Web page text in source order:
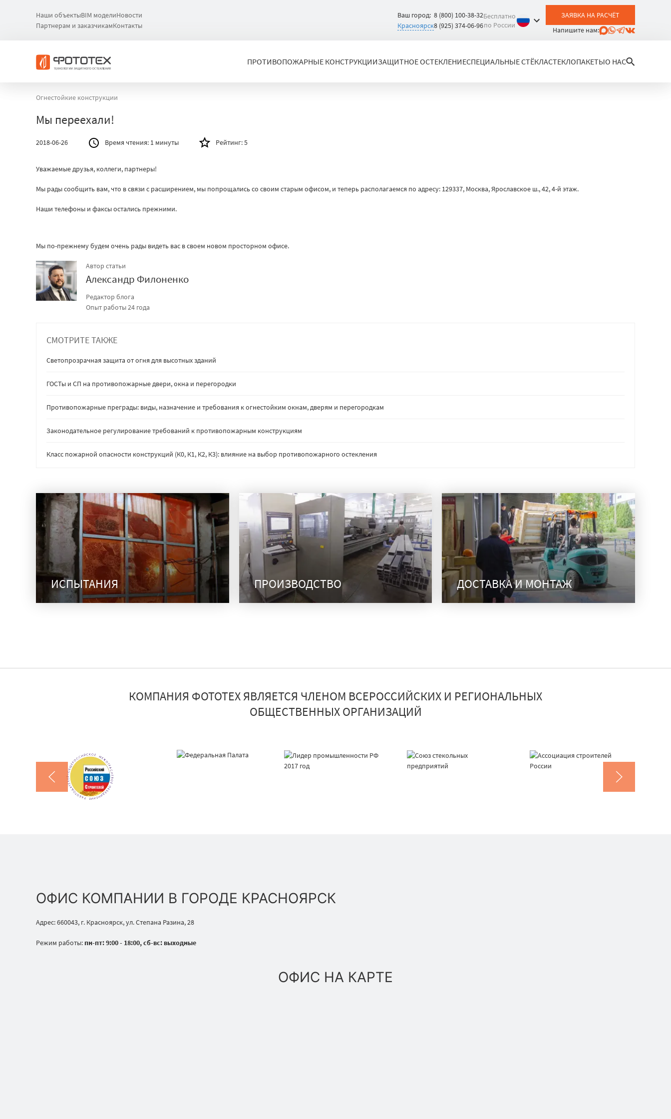
Наши объектыBIM моделиНовости
Партнерам и заказчикамКонтакты
Ваш город:
Красноярск
8 (800) 100-38-32
8 (925) 374-06-96
Бесплатно
по России
ЗАЯВКА НА РАСЧЁТ
Напишите нам:
ПРОТИВОПОЖАРНЫЕ КОНСТРУКЦИИЗАЩИТНОЕ ОСТЕКЛЕНИЕСПЕЦИАЛЬНЫЕ СТЁКЛАСТЕКЛОПАКЕТЫО НАС
Огнестойкие конструкции
Мы переехали!
2018-06-26 Время чтения: 1 минуты Рейтинг:5
Уважаемые друзья, коллеги, партнеры!
Мы рады сообщить вам, что в связи с расширением, мы попрощались со своим старым офисом, и теперь располагаемся по адресу: 129337, Москва, Ярославское ш., 42, 4-й этаж.
Наши телефоны и факсы остались прежними.
Мы по-прежнему будем очень рады видеть вас в своем новом просторном офисе.
Автор статьи
Александр Филоненко
Редактор блога
Опыт работы 24 года
СМОТРИТЕ ТАКЖЕ
Светопрозрачная защита от огня для высотных зданий
ГОСТы и СП на противопожарные двери, окна и перегородки
Противопожарные преграды: виды, назначение и требования к огнестойким окнам, дверям и перегородкам
Законодательное регулирование требований к противопожарным конструкциям
Класс пожарной опасности конструкций (К0, К1, К2, К3): влияние на выбор противопожарного остекления
ИСПЫТАНИЯ ПРОИЗВОДСТВО ДОСТАВКА И МОНТАЖ
КОМПАНИЯ ФОТОТЕХ ЯВЛЯЕТСЯ ЧЛЕНОМ ВСЕРОССИЙСКИХ И РЕГИОНАЛЬНЫХ
ОБЩЕСТВЕННЫХ ОРГАНИЗАЦИЙ
ОФИС КОМПАНИИ В ГОРОДЕ КРАСНОЯРСК
Адрес: 660043, г. Красноярск, ул. Степана Разина, 28
Режим работы: пн-пт: 9:00 - 18:00, сб-вс: выходные
ОФИС НА КАРТЕ